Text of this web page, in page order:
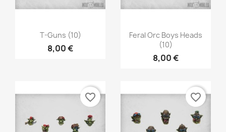
Aperçu rapide
T-Guns (10)
8,00 €
Aperçu rapide
Feral Orc Boys Heads
(10)
8,00 €
favorite_border favorite_border
Créer une liste d'envies ×
Annuler Créer une liste d'envies